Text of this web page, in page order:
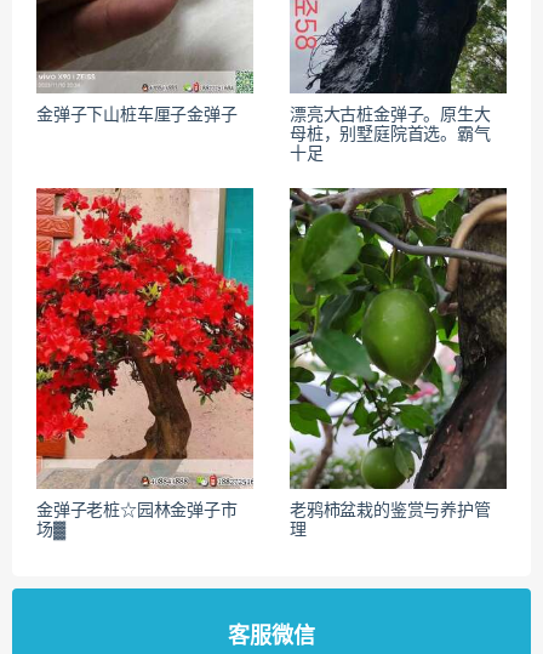
金弹子下山桩车厘子金弹子
漂亮大古桩金弹子。原生大
母桩，别墅庭院首选。霸气
十足
金弹子老桩☆园林金弹子市
场▓
老鸦柿盆栽的鉴赏与养护管
理
客服微信